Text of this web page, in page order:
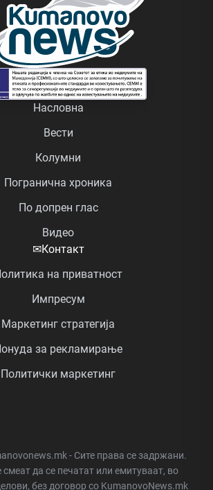
Насловна
Вести
Колумни
Погранична хроника
По допрен глас
Видео
✉Контакт
на приватност
Импресум
Маркетинг стратегија
за рекламирање
Политички маркетинг
- Сите права се задржани.
смеат да се печатат или емитуваат, во
без договор со KumanovoNews.mk